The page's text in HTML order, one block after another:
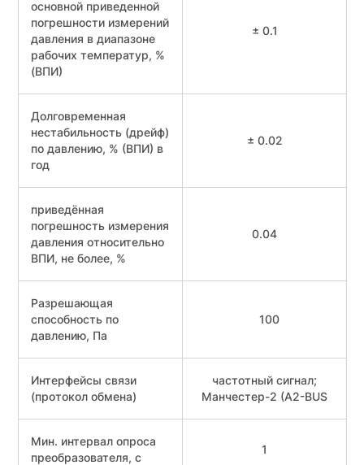
основной приведенной
погрешности измерений
давления в диапазоне
рабочих температур, %
(ВПИ)
± 0.1
Долговременная
нестабильность (дрейф)
по давлению, % (ВПИ) в
год
± 0.02
приведённая
погрешность измерения
давления относительно
ВПИ, не более, %
0.04
Разрешающая
способность по
давлению, Па
100
Интерфейсы связи
(протокол обмена)
частотный сигнал;
Манчестер-2 (A2-BUS
Мин. интервал опроса
преобразователя, с
1